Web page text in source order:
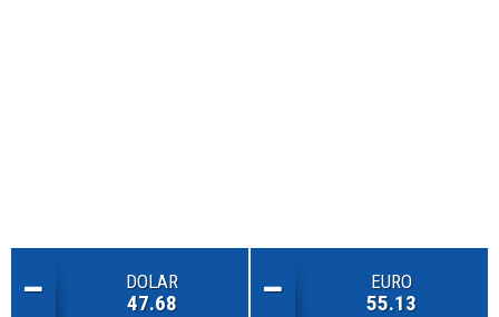
DOLAR
47.68
EURO
55.13